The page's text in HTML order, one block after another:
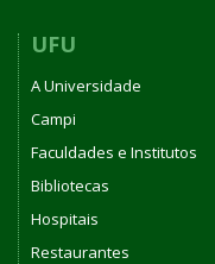
UFU
A Universidade
Campi
Faculdades e Institutos
Bibliotecas
Hospitais
Restaurantes